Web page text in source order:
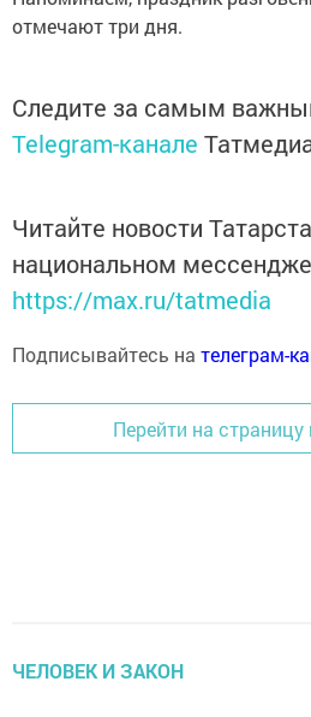
отмечают три дня.
Следите за самым
Telegram-канале
Читайте новости
национальном
https://max.ru/tatmedia
Подписывайтесь на телеграм-
Перейти на страницу
ЧЕЛОВЕК И ЗАКОН